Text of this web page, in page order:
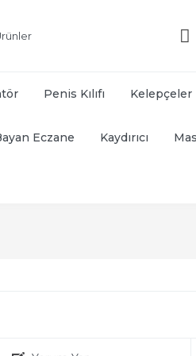
Penis Kılıfı Kelepçeler
Eczane Kaydırıcı